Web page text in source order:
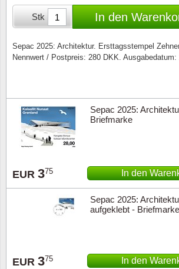
Stk In den
Sepac 2025: Architektur. Ersttagsstempel
Nennwert / Postpreis: 280 DKK.
Sepac 2025:
Briefmarke
EUR 375 In den
Sepac 2025:
aufgeklebt - Briefmarke
EUR 375 In den
Sonderumschläge
Sondermappen
Andere Sammlerstücke
Lupen, Lampen etc.
Anderes Zubehör